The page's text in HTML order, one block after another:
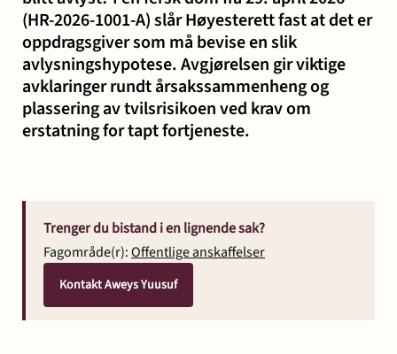
(HR-2026-1001-A) slår Høyesterett fast at det er
oppdragsgiver som må bevise en slik
avlysningshypotese. Avgjørelsen gir viktige
avklaringer rundt årsakssammenheng og
plassering av tvilsrisikoen ved krav om
erstatning for tapt fortjeneste.
Trenger du bistand i en lignende sak?
Fagområde(r):Offentlige anskaffelser
Kontakt Aweys Yuusuf